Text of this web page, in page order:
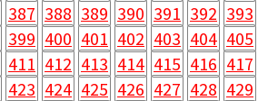
387 388 389 390 391 392 393
399 400 401 402 403 404 405
411 412 413 414 415 416 417
423 424 425 426 427 428 429